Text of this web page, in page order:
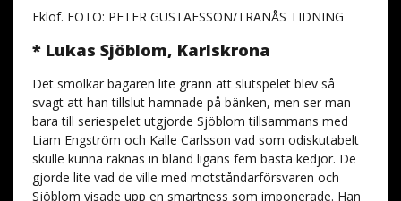
Eklöf. FOTO: PETER GUSTAFSSON/TRANÅS TIDNING
* Lukas Sjöblom, Karlskrona
Det smolkar bägaren lite grann att slutspelet blev så
svagt att han tillslut hamnade på bänken, men ser man
bara till seriespelet utgjorde Sjöblom tillsammans med
Liam Engström och Kalle Carlsson vad som odiskutabelt
skulle kunna räknas in bland ligans fem bästa kedjor. De
gjorde lite vad de ville med motståndarförsvaren och
Sjöblom visade upp en smartness som imponerade. Han